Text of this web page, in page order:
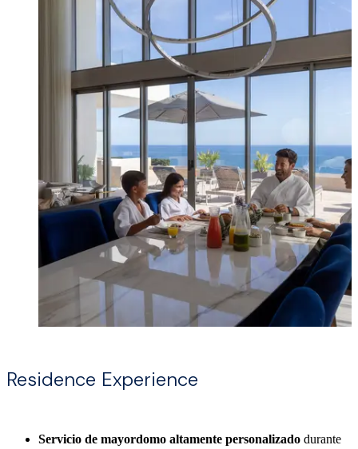
Residence Experience
Servicio de mayordomo altamente personalizado durante